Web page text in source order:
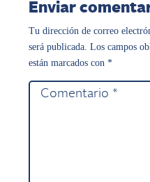
Enviar
Tu dirección de correo
será publicada. Los campos
están marcados con *